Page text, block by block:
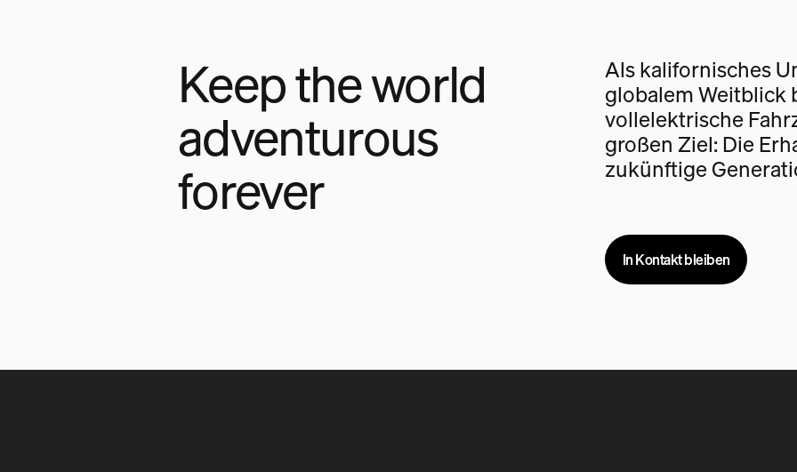
Keep the world
adventurous
forever
Als kalifornisches
globalem Weitblick
vollelektrische
großen Ziel: Die
zukünftige
In Kontakt bleiben